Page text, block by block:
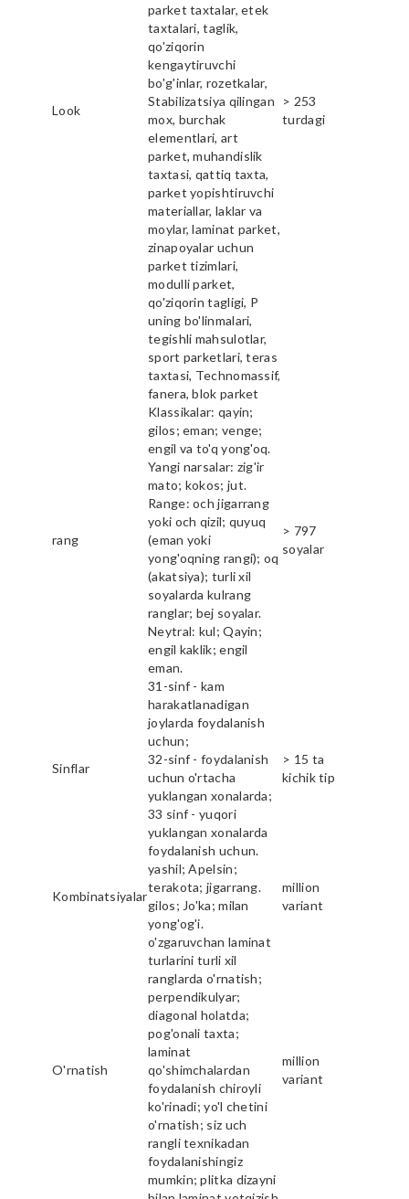
Look
parket taxtalar, etek
taxtalari, taglik,
qo'ziqorin
kengaytiruvchi
bo'g'inlar, rozetkalar,
Stabilizatsiya qilingan
mox, burchak
elementlari, art
parket, muhandislik
taxtasi, qattiq taxta,
parket yopishtiruvchi
materiallar, laklar va
moylar, laminat parket,
zinapoyalar uchun
parket tizimlari,
modulli parket,
qo'ziqorin tagligi, P
uning bo'linmalari,
tegishli mahsulotlar,
sport parketlari, teras
taxtasi, Technomassif,
fanera, blok parket
> 253
turdagi
rang
Klassikalar: qayin;
gilos; eman; venge;
engil va to'q yong'oq.
Yangi narsalar: zig'ir
mato; kokos; jut.
Range: och jigarrang
yoki och qizil; quyuq
(eman yoki
yong'oqning rangi); oq
(akatsiya); turli xil
soyalarda kulrang
ranglar; bej soyalar.
Neytral: kul; Qayin;
engil kaklik; engil
eman.
> 797
soyalar
Sinflar
31-sinf - kam
harakatlanadigan
joylarda foydalanish
uchun;
32-sinf - foydalanish
uchun o'rtacha
yuklangan xonalarda;
33 sinf - yuqori
yuklangan xonalarda
foydalanish uchun.
> 15 ta
kichik tip
Kombinatsiyalar
yashil; Apelsin;
terakota; jigarrang.
gilos; Jo'ka; milan
yong'og'i.
million
variant
O'rnatish
o'zgaruvchan laminat
turlarini turli xil
ranglarda o'rnatish;
perpendikulyar;
diagonal holatda;
pog'onali taxta;
laminat
qo'shimchalardan
foydalanish chiroyli
ko'rinadi; yo'l chetini
o'rnatish; siz uch
rangli texnikadan
foydalanishingiz
mumkin; plitka dizayni
million
variant